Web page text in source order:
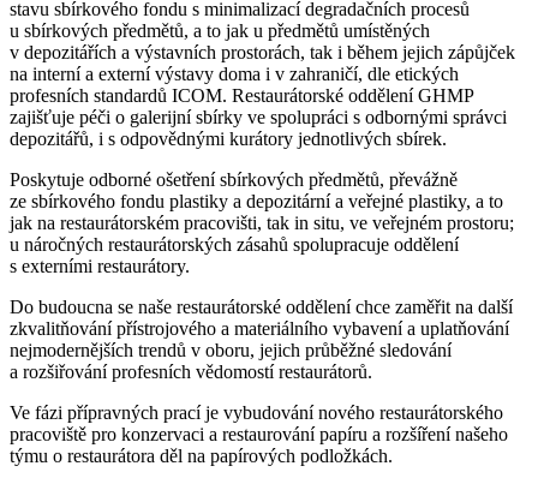
stavu sbírkového fondu s minimalizací degradačních procesů
u sbírkových předmětů, a to jak u předmětů umístěných
v depozitářích a výstavních prostorách, tak i během jejich zápůjček
na interní a externí výstavy doma i v zahraničí, dle etických
profesních standardů ICOM. Restaurátorské oddělení GHMP
zajišťuje péči o galerijní sbírky ve spolupráci s odbornými správci
depozitářů, i s odpovědnými kurátory jednotlivých sbírek.
Poskytuje odborné ošetření sbírkových předmětů, převážně
ze sbírkového fondu plastiky a depozitární a veřejné plastiky, a to
jak na restaurátorském pracovišti, tak in situ, ve veřejném prostoru;
u náročných restaurátorských zásahů spolupracuje oddělení
s externími restaurátory.
Do budoucna se naše restaurátorské oddělení chce zaměřit na další
zkvalitňování přístrojového a materiálního vybavení a uplatňování
nejmodernějších trendů v oboru, jejich průběžné sledování
a rozšiřování profesních vědomostí restaurátorů.
Ve fázi přípravných prací je vybudování nového restaurátorského
pracoviště pro konzervaci a restaurování papíru a rozšíření našeho
týmu o restaurátora děl na papírových podložkách.